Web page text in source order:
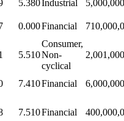
5.380Industrial
0.000Financial
5.510
Consumer,
Non-
cyclical
7.410Financial
7.510Financial